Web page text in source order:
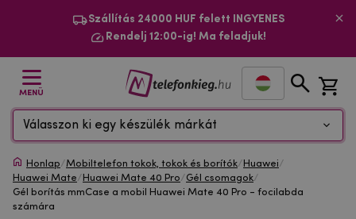
Szállítás 24000 HUF felett INGYENES
Rendelj 12:00-ig! Ma feladjuk!
MENÜ
Válasszon ki egy készülék márkát
Honlap/Mobiltelefon tokok, tokok és borítók/ Huawei/
Huawei Mate/ Huawei Mate 40 Pro/Gél csomagok/
Gél borítás mmCase a mobil Huawei Mate 40 Pro - focilabda
számára